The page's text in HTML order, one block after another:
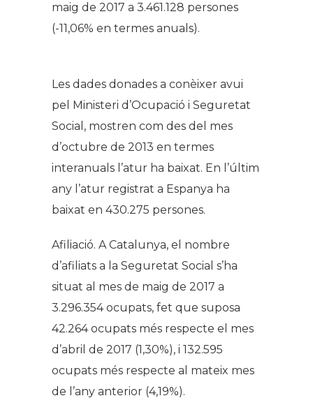
maig de 2017 a 3.461.128 persones
(-11,06% en termes anuals).
Les dades donades a conèixer avui
pel Ministeri d’Ocupació i Seguretat
Social, mostren com des del mes
d’octubre de 2013 en termes
interanuals l’atur ha baixat. En l’últim
any l’atur registrat a Espanya ha
baixat en 430.275 persones.
Afiliació. A Catalunya, el nombre
d’afiliats a la Seguretat Social s’ha
situat al mes de maig de 2017 a
3.296.354 ocupats, fet que suposa
42.264 ocupats més respecte el mes
d’abril de 2017 (1,30%), i 132.595
ocupats més respecte al mateix mes
de l’any anterior (4,19%).